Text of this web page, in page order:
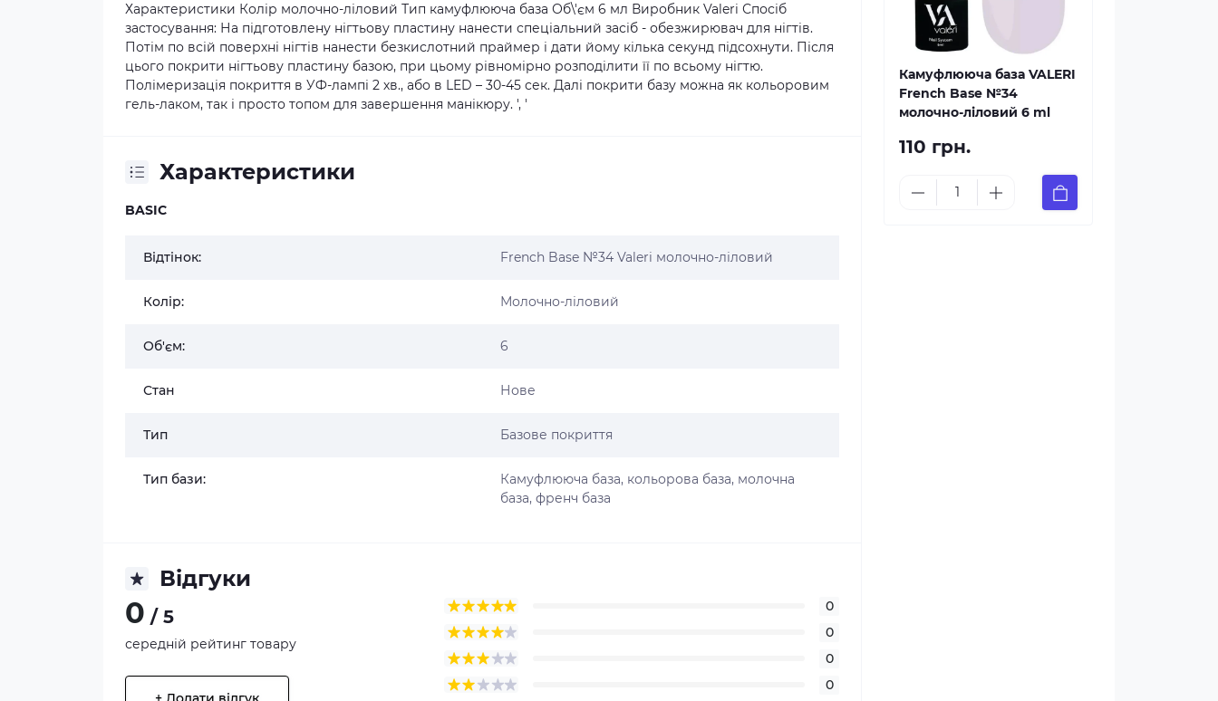
Характеристики Колір молочно-ліловий Тип камуфлююча база Об\'єм 6 мл Виробник Valeri Спосіб
застосування: На підготовлену нігтьову пластину нанести спеціальний засіб - обезжирювач для нігтів.
Потім по всій поверхні нігтів нанести безкислотний праймер і дати йому кілька секунд підсохнути. Після
цього покрити нігтьову пластину базою, при цьому рівномірно розподілити її по всьому нігтю.
Полімеризація покриття в УФ-лампі 2 хв., або в LED – 30-45 сек. Далі покрити базу можна як кольоровим
гель-лаком, так і просто топом для завершення манікюру. ', '
Характеристики
BASIC
Відтінок: French Base №34 Valeri молочно-ліловий
Колір: Молочно-ліловий
Об'єм: 6
Стан Нове
Тип Базове покриття
Тип бази:
Камуфлююча база, кольорова база, молочна
база, френч база
Відгуки
0 / 5
середній рейтинг товару
0
0
0
0
Камуфлююча база VALERI
French Base №34
молочно-ліловий 6 ml
110 грн.